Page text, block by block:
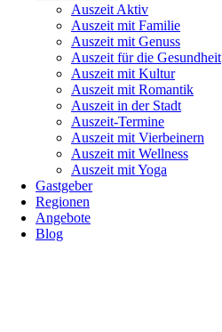
Auszeit Aktiv
Auszeit mit Familie
Auszeit mit Genuss
Auszeit für die Gesundheit
Auszeit mit Kultur
Auszeit mit Romantik
Auszeit in der Stadt
Auszeit-Termine
Auszeit mit Vierbeinern
Auszeit mit Wellness
Auszeit mit Yoga
Gastgeber
Regionen
Angebote
Blog